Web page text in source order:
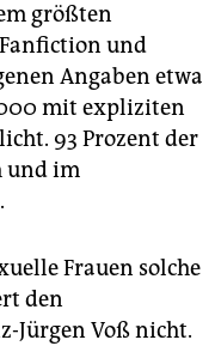
größten
und
Angaben etwa
mit expliziten
93 Prozent der
und im
Frauen solche
den
Jürgen Voß nicht.